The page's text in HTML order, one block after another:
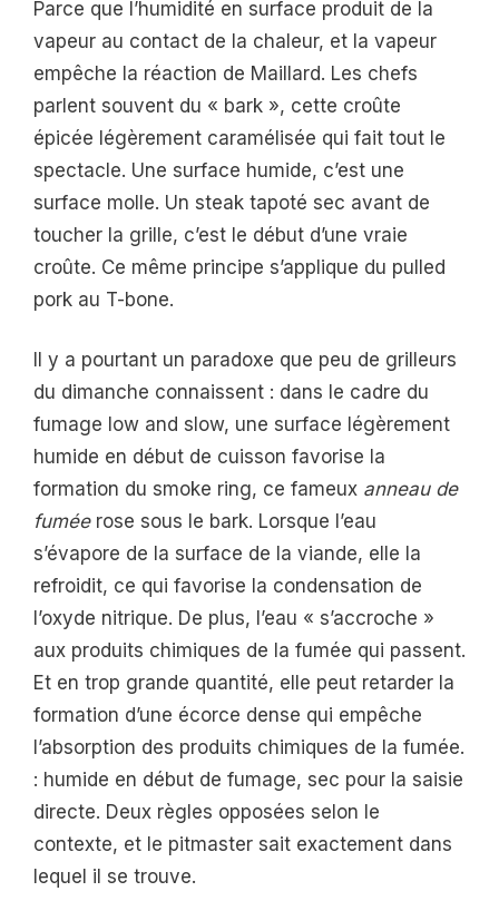
Parce que l’humidité en surface produit de la
vapeur au contact de la chaleur, et la vapeur
empêche la réaction de Maillard. Les chefs
parlent souvent du « bark », cette croûte
épicée légèrement caramélisée qui fait tout le
spectacle. Une surface humide, c’est une
surface molle. Un steak tapoté sec avant de
toucher la grille, c’est le début d’une vraie
croûte. Ce même principe s’applique du pulled
pork au T-bone.
Il y a pourtant un paradoxe que peu de grilleurs
du dimanche connaissent : dans le cadre du
fumage low and slow, une surface légèrement
humide en début de cuisson favorise la
formation du smoke ring, ce fameux anneau de
fuméerose sous le bark. Lorsque l’eau
s’évapore de la surface de la viande, elle la
refroidit, ce qui favorise la condensation de
l’oxyde nitrique. De plus, l’eau « s’accroche »
aux produits chimiques de la fumée qui passent.
Et en trop grande quantité, elle peut retarder la
formation d’une écorce dense qui empêche
l’absorption des produits chimiques de la fumée.
: humide en début de fumage, sec pour la saisie
directe. Deux règles opposées selon le
contexte, et le pitmaster sait exactement dans
lequel il se trouve.